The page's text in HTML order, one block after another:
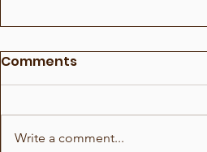
Comments
Write a comment...